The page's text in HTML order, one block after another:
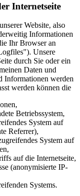
Internetseite
Website, also
Informationen
Ihr Browser an
Unsere
durch Sie oder ein
Daten und
Informationen werden
werden können die
Betriebssystem,
System auf
Referrer),
System auf
auf die Internetseite,
(anonymisierte IP-
Systems.